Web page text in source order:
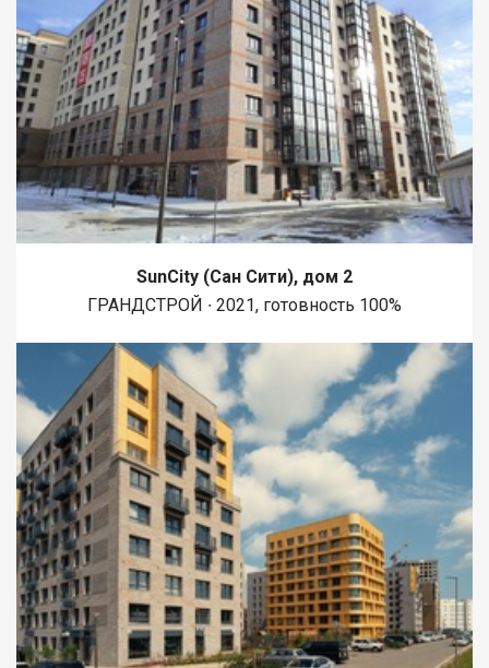
SunCity (Сан Сити), дом 2
ГРАНДСТРОЙ ∙ 2021, готовность 100%